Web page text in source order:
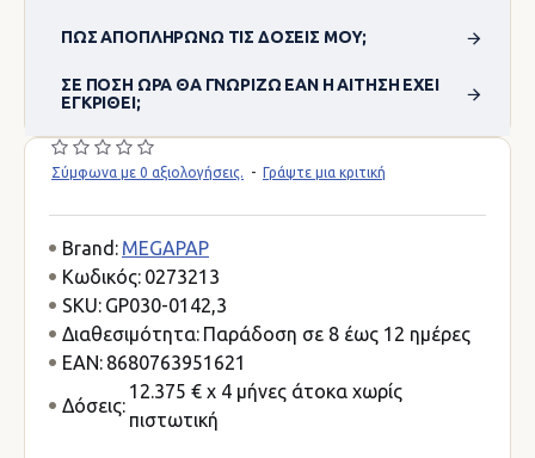
ΠΏΣ ΑΠΟΠΛΗΡΏΝΩ ΤΙΣ ΔΌΣΕΙΣ ΜΟΥ;
ΣΕ ΠΌΣΗ ΏΡΑ ΘΑ ΓΝΩΡΊΖΩ ΕΆΝ Η ΑΊΤΗΣΗ ΈΧΕΙ
ΕΓΚΡΙΘΕΊ;
Σύμφωνα με 0 αξιολογήσεις. - Γράψτε μια κριτική
Brand: MEGAPAP
Κωδικός: 0273213
SKU: GP030-0142,3
Διαθεσιμότητα: Παράδοση σε 8 έως 12 ημέρες
EAN: 8680763951621
Δόσεις:
12.375 € x 4 μήνες άτοκα χωρίς
πιστωτική